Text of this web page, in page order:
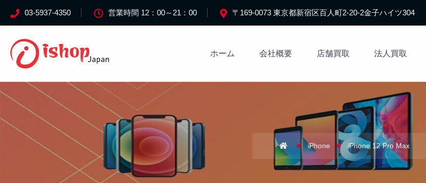
03-5937-4350 営業時間 12：00～21：00 〒169-0073 東京都新宿区百人町2-20-2金子ハイツ304
ホーム 会社概要 店舗買取 法人買取
iPhone iPhone 12 Pro Max